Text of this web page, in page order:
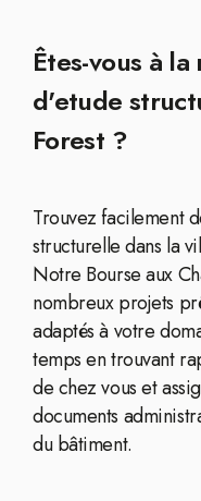
Êtes-vous à
d'etude
Forest ?
Trouvez facilement
structurelle dans la
Notre Bourse aux
nombreux projets
adaptés à votre
temps en trouvant
de chez vous et
documents
du bâtiment.